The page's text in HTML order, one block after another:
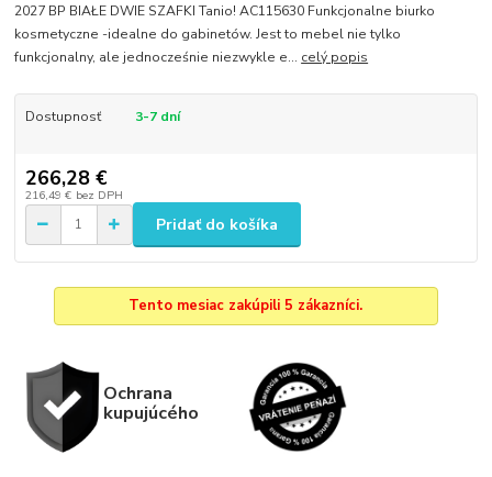
2027 BP BIAŁE DWIE SZAFKI Tanio! AC115630 Funkcjonalne biurko
kosmetyczne -idealne do gabinetów. Jest to mebel nie tylko
funkcjonalny, ale jednocześnie niezwykle e... celý popis
Dostupnosť 3-7 dní
266,28 €
216,49 € bez DPH
Pridať do košíka
Tento mesiac zakúpili 5 zákazníci.
Ochrana
kupujúcého